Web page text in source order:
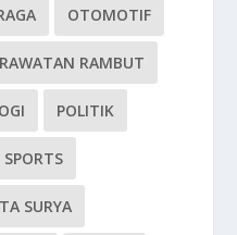
OTOMOTIF
RAMBUT
POLITIK
SPORTS
SURYA